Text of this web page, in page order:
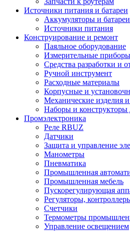
Источники питания и батареи
Аккумуляторы и
Источники питания
Конструирование и ремонт
Паяльное оборудование
Измерительные приборы
Средства разработки и
Ручной инструмент
Расходные материалы
Корпусные и
Механические изделия
Наборы и конструкторы
Промэлектроника
Реле RBUZ
Датчики
Защита и управление
Манометры
Пневматика
Промышленная
Промышленная мебель
Пускорегулирующая
Регуляторы,
Счетчики
Термометры
Управление освещением